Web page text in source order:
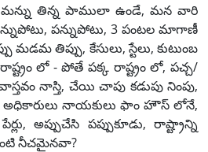
తిన్న పాములా ఉండే, మన వారి
పన్నుపోటు, 3 పంటల మాగాణీ
తిప్పు, కేసులు, స్టేలు, కుటుంబ
లో - పోతే పక్క రాష్ట్రం లో, పచ్చ/
నాస్తి, చేయి చాపు కడుపు నింపు,
అధికారులు నాయకులు ఫాం హౌస్ లోనే,
అప్పుచేసి పప్పుకూడు, రాష్ట్రాన్ని
నీచమైనవా?